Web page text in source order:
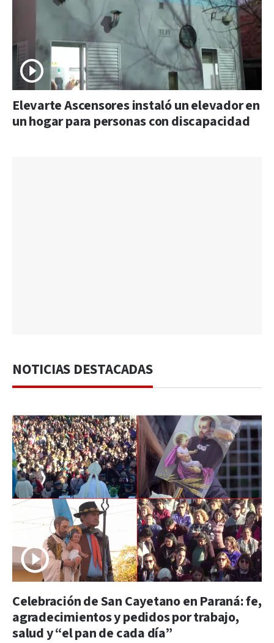
Elevarte Ascensores instaló un elevador en
un hogar para personas con discapacidad
NOTICIAS DESTACADAS
Celebración de San Cayetano en Paraná: fe,
agradecimientos y pedidos por trabajo,
salud y “el pan de cada día”